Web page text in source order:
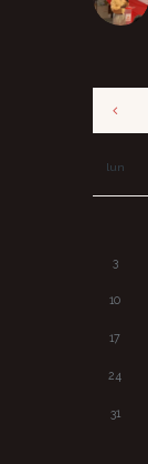
lun
3
10
17
24
31